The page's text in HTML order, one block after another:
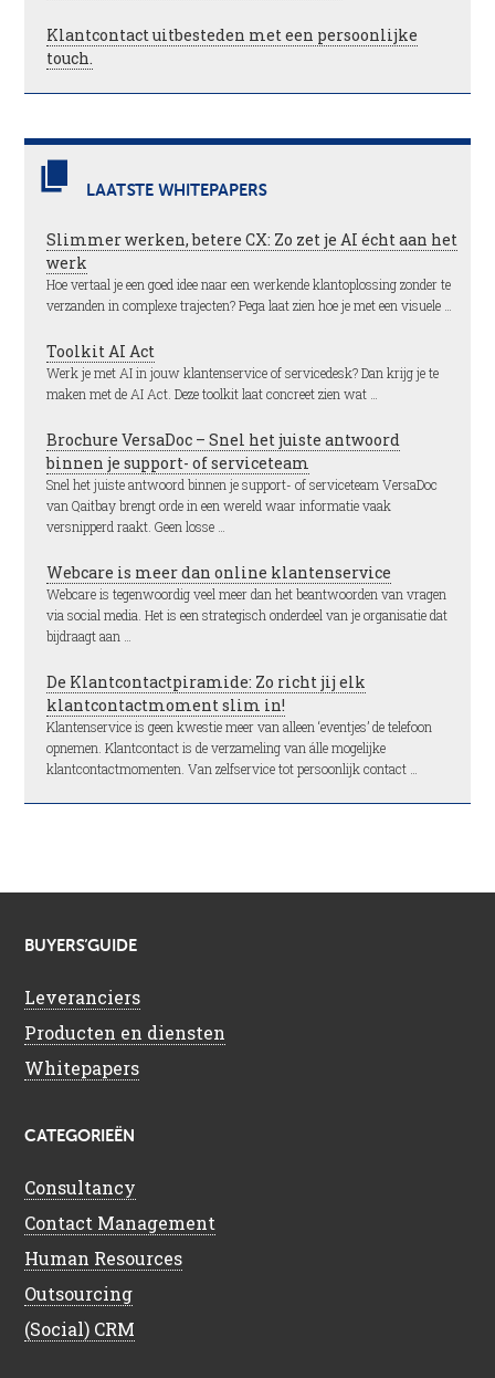
Klantcontact uitbesteden met een persoonlijke
touch.
LAATSTE WHITEPAPERS
Slimmer werken, betere CX: Zo zet je AI écht aan het
werk
Hoe vertaal je een goed idee naar een werkende klantoplossing zonder te
verzanden in complexe trajecten? Pega laat zien hoe je met een visuele …
Toolkit AI Act
Werk je met AI in jouw klantenservice of servicedesk? Dan krijg je te
maken met de AI Act. Deze toolkit laat concreet zien wat …
Brochure VersaDoc – Snel het juiste antwoord
binnen je support- of serviceteam
Snel het juiste antwoord binnen je support- of serviceteam VersaDoc
van Qaitbay brengt orde in een wereld waar informatie vaak
versnipperd raakt. Geen losse …
Webcare is meer dan online klantenservice
Webcare is tegenwoordig veel meer dan het beantwoorden van vragen
via social media. Het is een strategisch onderdeel van je organisatie dat
bijdraagt aan …
De Klantcontactpiramide: Zo richt jij elk
klantcontactmoment slim in!
Klantenservice is geen kwestie meer van alleen ‘eventjes’ de telefoon
opnemen. Klantcontact is de verzameling van álle mogelijke
klantcontactmomenten. Van zelfservice tot persoonlijk contact …
BUYERS’GUIDE
Leveranciers
Producten en diensten
Whitepapers
CATEGORIEËN
Consultancy
Contact Management
Human Resources
Outsourcing
(Social) CRM